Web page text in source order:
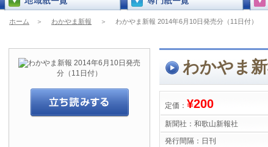
ホーム ＞ わかやま新報 ＞ わかやま新報 2014年6月10日発売分（11日付）
わかやま
定価： ¥200
新聞社： 和歌山新報社
発行間隔： 日刊